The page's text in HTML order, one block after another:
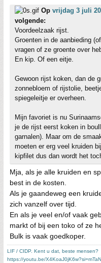
Op vrijdag 3 juli
volgende:
Voordeelzaak rijst.
Groenten in de aanbieding
vragen of ze groente over
En kip. Of een eitje.
Gewoon rijst koken, dan de
zonnebloem of rijstolie,
spiegeleitje er overheen.
Mijn favoriet is nu
je de rijst eerst koken in
garnalen). Maar om de
moeten er erg veel kruiden
kipfilet dus dan wordt het
Mja, als je alle kruiden en
best in de kosten.
Als je gaandeweg een
zich vanzelf over tijd.
En als je veel en/of vaak
markt of bij een toko of ze
Bulk is vaak goedkoper.
LIF / CIDP. Kent u dat, beste mensen?
https://youtu.be/